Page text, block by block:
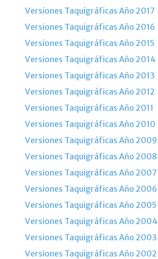
Versiones Taquigráficas Año 2017
Versiones Taquigráficas Año 2016
Versiones Taquigráficas Año 2015
Versiones Taquigráficas Año 2014
Versiones Taquigráficas Año 2013
Versiones Taquigráficas Año 2012
Versiones Taquigráficas Año 2011
Versiones Taquigráficas Año 2010
Versiones Taquigráficas Año 2009
Versiones Taquigráficas Año 2008
Versiones Taquigráficas Año 2007
Versiones Taquigráficas Año 2006
Versiones Taquigráficas Año 2005
Versiones Taquigráficas Año 2004
Versiones Taquigráficas Año 2003
Versiones Taquigráficas Año 2002